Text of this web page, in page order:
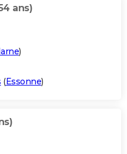
ans)
)
(Essonne)